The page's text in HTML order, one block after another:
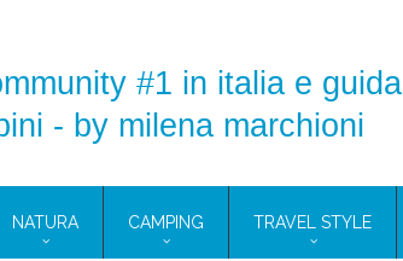
#1 in italia e guida
- by milena marchioni
NATURA CAMPING TRAVEL STYLE